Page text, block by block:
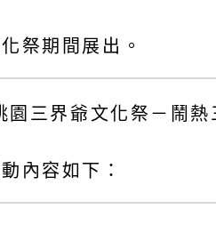
祭期間展出。
園三界爺文化祭－鬧
內容如下：